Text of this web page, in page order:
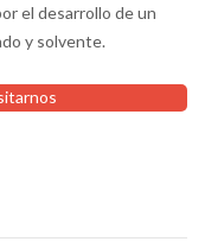
el desarrollo de un
y solvente.